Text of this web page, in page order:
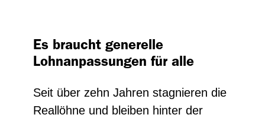
Es braucht generelle
Lohnanpassungen für alle
Seit über zehn Jahren stagnieren die
Reallöhne und bleiben hinter der